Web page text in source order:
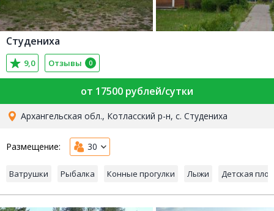
Студениха
9,0 Отзывы 0
от 17500 рублей/сутки
Архангельская обл., Котласский р-н, с. Студениха
Размещение: 30
Ватрушки Рыбалка Конные прогулки Лыжи Детская